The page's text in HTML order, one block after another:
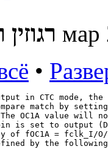
» 17
•
in CTC mode,
match by
The OC1A value
set to output
of fOC1A = fclk_I/
by the